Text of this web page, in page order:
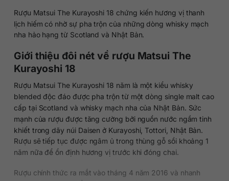
Rượu Matsui The Kurayoshi 18 chứng kiến hương vị thanh
lịch hiếm có nhờ sự pha trộn của những dòng whisky mạch
nha hảo hạng từ Scotland và Nhật Bản.
Giới thiệu đôi nét về rượu Matsui The
Kurayoshi 18
Rượu Matsui The Kurayoshi 18 năm là một kiểu whisky
blended độc đáo được pha trộn từ một dòng single malt cao
cấp tại Scotland và whisky mạch nha của Nhật Bản. Sức
mạnh của rượu được tăng cường bởi nguồn nước ngầm tinh
khiết trong dãy núi Daisen ở Kurayoshi, Tottori, Nhật Bản.
Rượu sẽ tiếp tục được ngâm ủ trong thùng gỗ sồi khoảng 1
năm nữa để ổn định hương vị trước khi đóng chai.
Rượu chính thức ra mắt vào tháng 4 năm 2016 và nhanh